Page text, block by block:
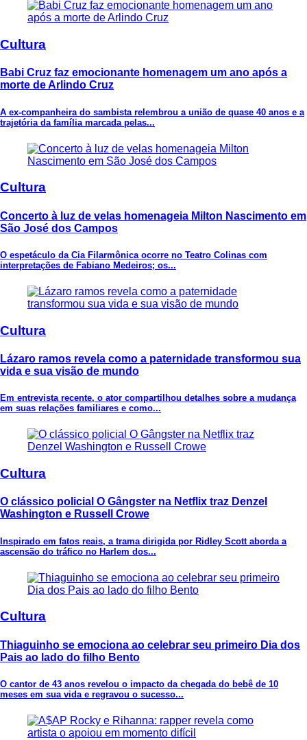
Cultura
Babi Cruz faz emocionante homenagem um ano após a
morte de Arlindo Cruz
A ex-companheira do sambista relembrou a união de quase 40 anos e a
trajetória da família marcada pelas...
Cultura
Concerto à luz de velas homenageia Milton Nascimento em
São José dos Campos
O espetáculo da Cia Filarmônica ocorre no Teatro Colinas com
interpretações de Fabiano Medeiros; os...
Cultura
Lázaro ramos revela como a paternidade transformou sua
vida e sua visão de mundo
Em entrevista recente, o ator compartilhou detalhes sobre a mudança
em suas relações familiares e como...
Cultura
O clássico policial O Gângster na Netflix traz Denzel
Washington e Russell Crowe
Inspirado em fatos reais, a trama dirigida por Ridley Scott aborda a
ascensão do tráfico no Harlem dos...
Cultura
Thiaguinho se emociona ao celebrar seu primeiro Dia dos
Pais ao lado do filho Bento
O cantor de 43 anos revelou o impacto da chegada do bebê de 10
meses em sua vida e regravou o sucesso...